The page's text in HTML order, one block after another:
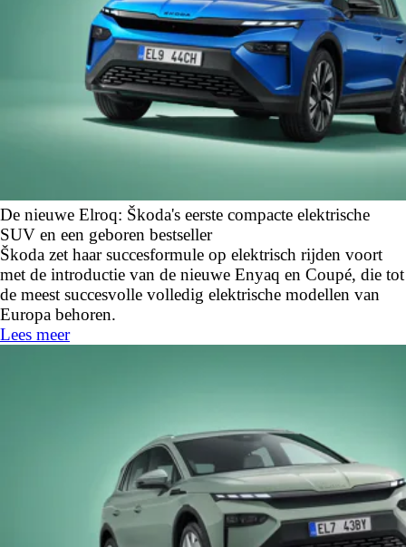
De nieuwe Elroq: Škoda's eerste compacte elektrische
SUV en een geboren bestseller
Škoda zet haar succesformule op elektrisch rijden voort
met de introductie van de nieuwe Enyaq en Coupé, die tot
de meest succesvolle volledig elektrische modellen van
Europa behoren.
Lees meer